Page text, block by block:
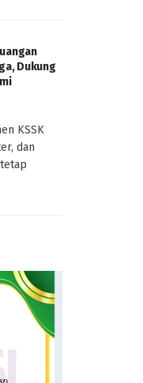
Dukung
KSSK
dan